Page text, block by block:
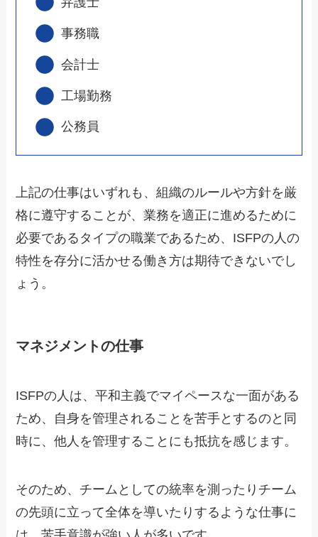
事務職
会計士
工場勤務
公務員
上記の仕事はいずれも、組織のルールや方針を厳
格に遵守することが、業務を適正に進めるために
必要であるタイプの職業であるため、ISFPの人の
特性を存分に活かせる働き方は期待できないでし
ょう。
マネジメントの仕事
ISFPの人は、平和主義でマイペースな一面がある
ため、自身を管理されることを苦手とするのと同
時に、他人を管理することにも抵抗を感じます。
そのため、チームとしての統率を測ったりチーム
の先頭に立って全体を導いたりするような仕事に